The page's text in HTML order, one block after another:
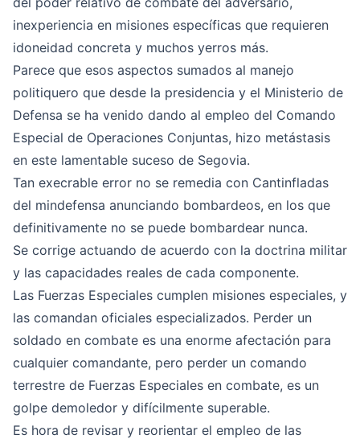
inexperiencia en misiones específicas que requieren
idoneidad concreta y muchos yerros más.
Parece que esos aspectos sumados al manejo
politiquero que desde la presidencia y el Ministerio de
Defensa se ha venido dando al empleo del Comando
Especial de Operaciones Conjuntas, hizo metástasis
en este lamentable suceso de Segovia.
Tan execrable error no se remedia con Cantinfladas
del mindefensa anunciando bombardeos, en los que
definitivamente no se puede bombardear nunca.
Se corrige actuando de acuerdo con la doctrina militar
y las capacidades reales de cada componente.
Las Fuerzas Especiales cumplen misiones especiales, y
las comandan oficiales especializados. Perder un
soldado en combate es una enorme afectación para
cualquier comandante, pero perder un comando
terrestre de Fuerzas Especiales en combate, es un
golpe demoledor y difícilmente superable.
Es hora de revisar y reorientar el empleo de las